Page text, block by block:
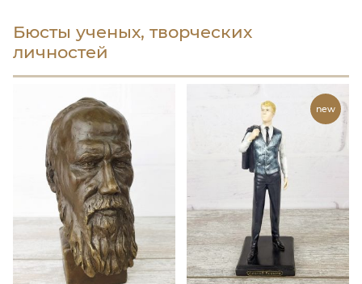
Бюсты ученых, творческих
личностей